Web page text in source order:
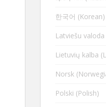
한국어 (Korean)
Latviešu
Lietuvių kalba
Norsk
Polski (Polish)